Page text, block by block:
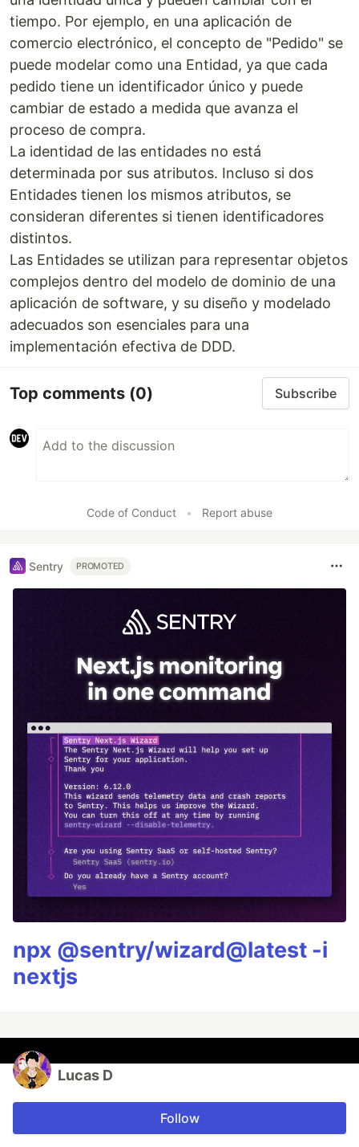
tiempo. Por ejemplo, en una aplicación de
comercio electrónico, el concepto de "Pedido" se
puede modelar como una Entidad, ya que cada
pedido tiene un identificador único y puede
cambiar de estado a medida que avanza el
proceso de compra.
La identidad de las entidades no está
determinada por sus atributos. Incluso si dos
Entidades tienen los mismos atributos, se
consideran diferentes si tienen identificadores
distintos.
Las Entidades se utilizan para representar objetos
complejos dentro del modelo de dominio de una
aplicación de software, y su diseño y modelado
adecuados son esenciales para una
implementación efectiva de DDD.
Top comments (0) Subscribe
Code of Conduct • Report abuse
Sentry PROMOTED
npx @sentry/wizard@latest -i
nextjs
Lucas D
Follow